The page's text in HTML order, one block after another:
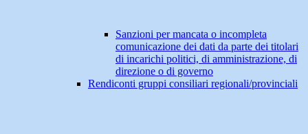
Sanzioni per mancata o incompleta
comunicazione dei dati da parte dei titolari
di incarichi politici, di amministrazione, di
direzione o di governo
Rendiconti gruppi consiliari regionali/provinciali